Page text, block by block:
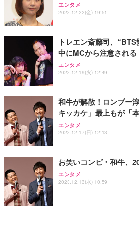
エンタメ
2023.12.22(金) 19:51
トレエン斎藤司、
中にMCから注意される
エンタメ
2023.12.19(火) 12:49
和牛が解散！ロンブー
キッカケ」最上もが「
エンタメ
2023.12.17(日) 12:13
お笑いコンビ・和牛、
エンタメ
2023.12.13(水) 10:59